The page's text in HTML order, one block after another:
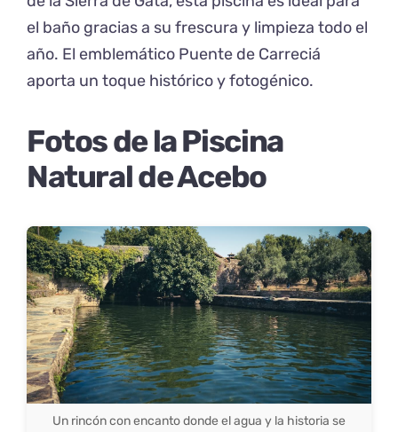
el baño gracias a su frescura y limpieza todo el
año. El emblemático Puente de Carreciá
aporta un toque histórico y fotogénico.
Fotos de la Piscina
Natural de Acebo
Un rincón con encanto donde el agua y la historia se